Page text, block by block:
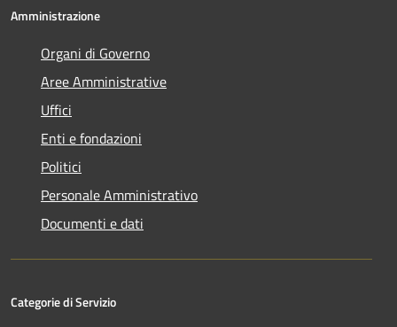
Amministrazione
Organi di Governo
Aree Amministrative
Uffici
Enti e fondazioni
Politici
Personale Amministrativo
Documenti e dati
Categorie di Servizio